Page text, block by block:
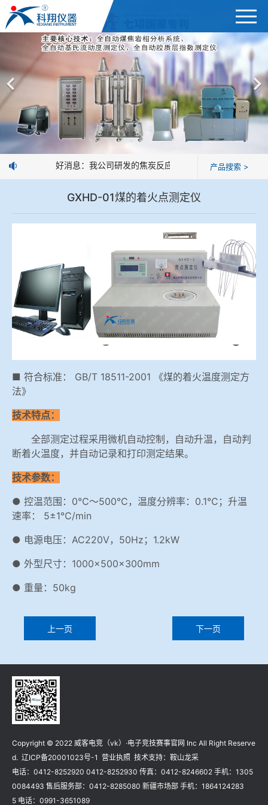
首页
综合赛事娱乐平台 ＞
焦炭高温性能检测系统
焦化行业检测及优化配煤设备
球团矿/烧结矿/块矿高温冶金性能检测系统
高炉配吹煤检测设备
冶金渣、保护渣等高温物性检测设备
冶金石灰活性度测定仪
矿石、焦炭物理检测及制样设备
公司简介
新闻中心
企业业绩
技术交流
综合赛事娱乐平台
好消息：我公司研发的焦炭反应性制样系统，全部制样
产品搜索 >
GXHD-01煤的着火点测定仪
■ 符合标准： GB/T 18511-2001 《煤的着火温度测定方
法》
技术特点：
全部测定过程采用微机自动控制，自动升温，自动判
断着火温度，并自动记录和打印测定结果。
技术参数：
● 控温范围：0℃～500℃，温度分辨率：0.1℃；升温
速率： 5±1℃/min
● 电源电压：AC220V，50Hz；1.2kW
● 外型尺寸：1000×500×300mm
● 重量：50kg
上一页 下一页
Copyright © 2022 威客电竞（vk）·电子竞技赛事官网 Inc All Right Reserve
d. 辽ICP备20001023号-1 营业执照 技术支持： 鞍山龙采
电话：0412-8252920 0412-8252930 传真：0412-8246602 手机：1305
0084493 售后服务部：0412-8285080 新疆市场部 手机：1864124283
5 电话：0991-3651089